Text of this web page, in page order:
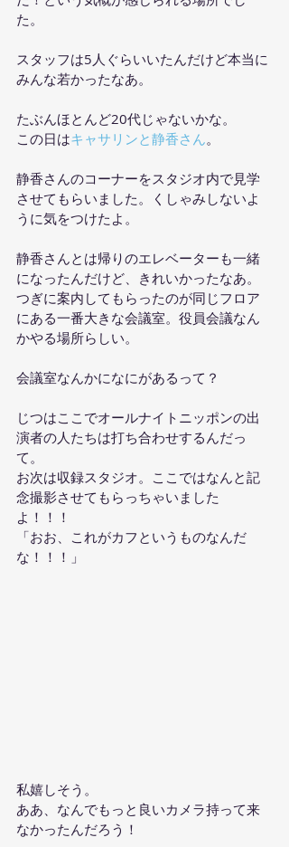
た。
スタッフは5人ぐらいいたんだけど本当に
みんな若かったなあ。
たぶんほとんど20代じゃないかな。
この日はキャサリンと静香さん。
静香さんのコーナーをスタジオ内で見学
させてもらいました。くしゃみしないよ
うに気をつけたよ。
静香さんとは帰りのエレベーターも一緒
になったんだけど、きれいかったなあ。
つぎに案内してもらったのが同じフロア
にある一番大きな会議室。役員会議なん
かやる場所らしい。
会議室なんかになにがあるって？
じつはここでオールナイトニッポンの出
演者の人たちは打ち合わせするんだっ
て。
お次は収録スタジオ。ここではなんと記
念撮影させてもらっちゃいました
よ！！！
「おお、これがカフというものなんだ
な！！！」
私嬉しそう。
ああ、なんでもっと良いカメラ持って来
なかったんだろう！